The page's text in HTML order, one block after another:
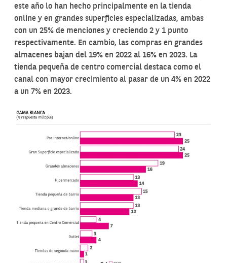
este año lo han hecho principalmente en la tienda
online y en grandes superficies especializadas, ambas
con un 25% de menciones y creciendo 2 y 1 punto
respectivamente. En cambio, las compras en grandes
almacenes bajan del 19% en 2022 al 16% en 2023. La
tienda pequeña de centro comercial destaca como el
canal con mayor crecimiento al pasar de un 4% en 2022
a un 7% en 2023.